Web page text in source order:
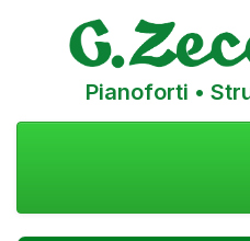
Pianoforti •